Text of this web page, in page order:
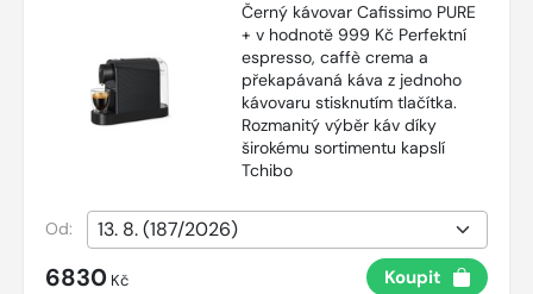
Černý kávovar Cafissimo PURE
+ v hodnotě 999 Kč Perfektní
espresso, caffè crema a
překapávaná káva z jednoho
kávovaru stisknutím tlačítka.
Rozmanitý výběr káv díky
širokému sortimentu kapslí
Tchibo
Od:
6830 Kč Koupit